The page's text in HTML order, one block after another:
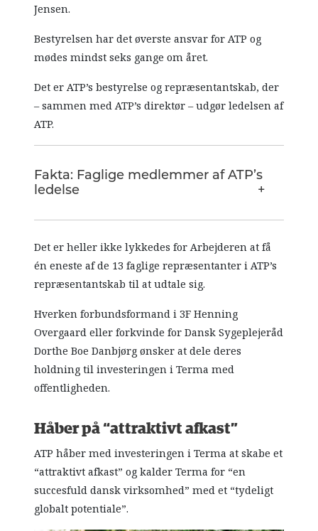
Jensen.
Bestyrelsen har det øverste ansvar for ATP og
mødes mindst seks gange om året.
Det er ATP’s bestyrelse og repræsentantskab, der
– sammen med ATP’s direktør – udgør ledelsen af
ATP.
Fakta: Faglige medlemmer af ATP’s
ledelse
Det er heller ikke lykkedes for Arbejderen at få
én eneste af de 13 faglige repræsentanter i ATP’s
repræsentantskab til at udtale sig.
Hverken forbundsformand i 3F Henning
Overgaard eller forkvinde for Dansk Sygeplejeråd
Dorthe Boe Danbjørg ønsker at dele deres
holdning til investeringen i Terma med
offentligheden.
Håber på “attraktivt afkast”
ATP håber med investeringen i Terma at skabe et
“attraktivt afkast” og kalder Terma for “en
succesfuld dansk virksomhed” med et “tydeligt
globalt potentiale”.